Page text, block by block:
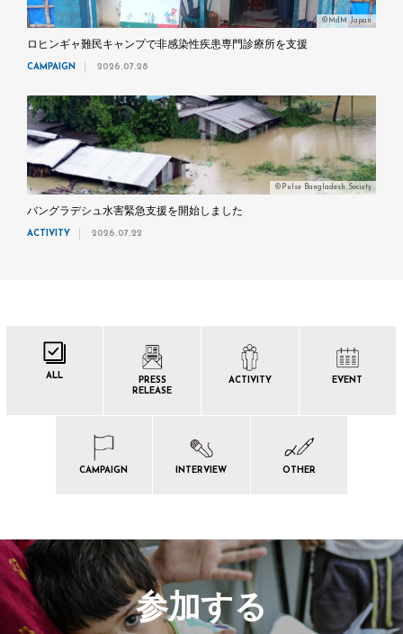
©MdM Japan
ロヒンギャ難民キャンプで非感染性疾患専門診療所を支援
CAMPAIGN 2026.07.28
©Pulse Bangladesh Society
バングラデシュ水害緊急支援を開始しました
ACTIVITY 2026.07.22
ALL
PRESS
RELEASE
ACTIVITY EVENT
CAMPAIGN INTERVIEW OTHER
参加する